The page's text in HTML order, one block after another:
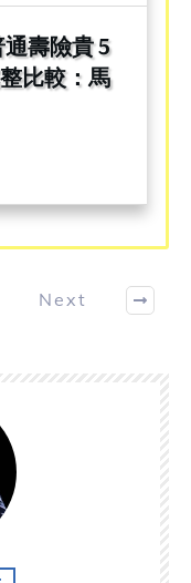
壽險貴 5
比較：馬
Next